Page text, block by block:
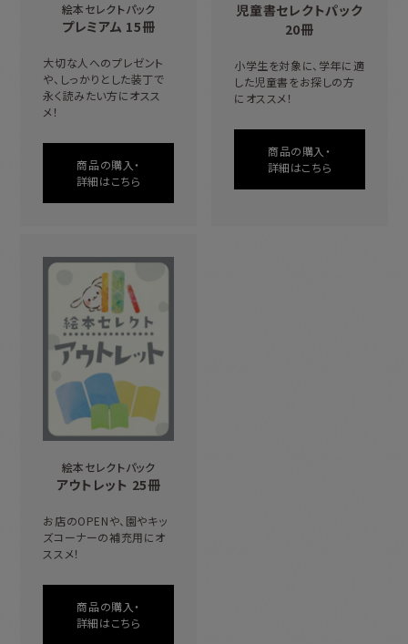
絵本セレクトパック
プレミアム 15冊
大切な人へのプレゼント
や、しっかりとした装丁で
永く読みたい方にオスス
メ！
商品の購入・
詳細はこちら
児童書セレクトパック
20冊
小学生を対象に、学年に適
した児童書をお探しの方
にオススメ！
商品の購入・
詳細はこちら
絵本セレクトパック
アウトレット 25冊
お店のOPENや、園やキッ
ズコーナーの補充用にオ
ススメ！
商品の購入・
詳細はこちら